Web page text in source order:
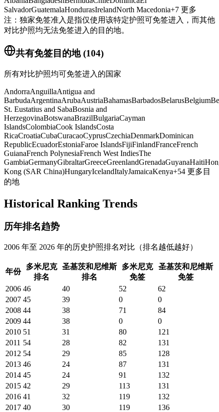
SalvadorGuatemalaHondurasIrelandNorth Macedonia+7 更多
注：独家免签准入是指仅使用该特定护照可免签进入，而其他
对比护照均无法免签进入的目的地。
共有免签目的地(104)
所有对比护照均可免签进入的国家
AndorraAnguillaAntigua and
BarbudaArgentinaArubaAustriaBahamasBarbadosBelarusBelgium
St. Eustatius and SabaBosnia and
HerzegovinaBotswanaBrazilBulgariaCayman
IslandsColombiaCook IslandsCosta
RicaCroatiaCubaCuracaoCyprusCzechiaDenmarkDominican
RepublicEcuadorEstoniaFaroe IslandsFijiFinlandFranceFrench
GuianaFrench PolynesiaFrench West IndiesThe
GambiaGermanyGibraltarGreeceGreenlandGrenadaGuyanaHaiti
Kong (SAR China)HungaryIcelandItalyJamaicaKenya+54 更多目
的地
Historical Ranking Trends
历年排名趋势
2006 年至 2026 年的历史护照排名对比（排名越低越好）
年份
多米尼克
排名
圣基茨和尼维斯
排名
多米尼克
免签
圣基茨和尼维斯
免签
2006 46 40 52
62
2007 45 39 0
0
2008 44 38 71
84
2009 44 38 0
0
2010 51 31 80
121
2011 54 28 82
131
2012 54 29 85
128
2013 46 24 87
131
2014 45 24 91
132
2015 42 29 113
131
2016 41 32 119
132
2017 40 30 119
136